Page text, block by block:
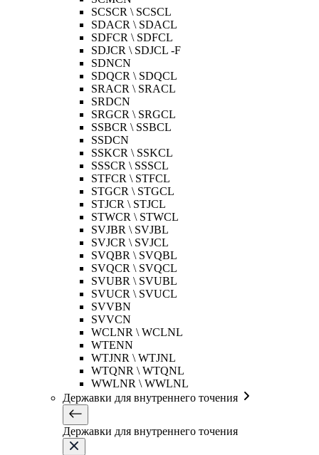
SCSCR \ SCSCL
SDACR \ SDACL
SDFCR \ SDFCL
SDJCR \ SDJCL -F
SDNCN
SDQCR \ SDQCL
SRACR \ SRACL
SRDCN
SRGCR \ SRGCL
SSBCR \ SSBCL
SSDCN
SSKCR \ SSKCL
SSSCR \ SSSCL
STFCR \ STFCL
STGCR \ STGCL
STJCR \ STJCL
STWCR \ STWCL
SVJBR \ SVJBL
SVJCR \ SVJCL
SVQBR \ SVQBL
SVQCR \ SVQCL
SVUBR \ SVUBL
SVUCR \ SVUCL
SVVBN
SVVCN
WCLNR \ WCLNL
WTENN
WTJNR \ WTJNL
WTQNR \ WTQNL
WWLNR \ WWLNL
Державки для внутреннего точения
Державки для внутреннего точения